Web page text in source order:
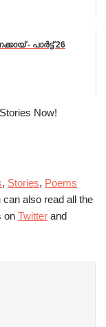
- പാർട്ട്‌ 26
Now!
, Stories, Poems
also read all the
on Twitter and